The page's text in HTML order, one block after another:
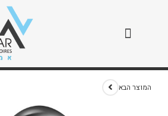
נייר טואלט לוק
המוצר הבא